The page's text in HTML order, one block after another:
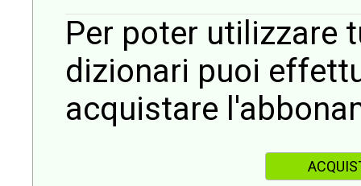
Per poter utilizzare
dizionari puoi
acquistare